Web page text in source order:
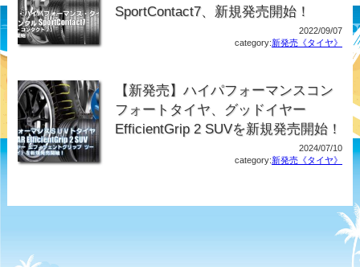
SportContact7、新規発売開始！
2022/09/07
category:新発売《タイヤ》
【新発売】ハイパフォーマンスコン
フォートタイヤ、グッドイヤー
EfficientGrip 2 SUVを新規発売開始！
2024/07/10
category:新発売《タイヤ》